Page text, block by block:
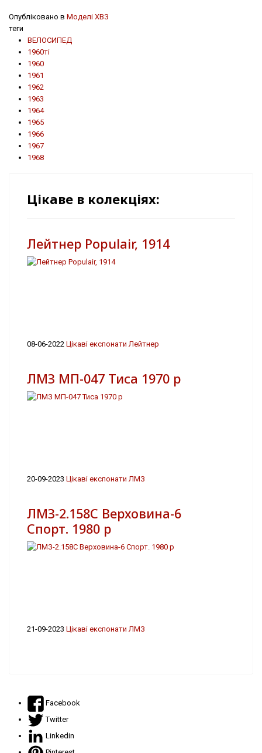
Опубліковано в Моделі ХВЗ
теги
ВЕЛОСИПЕД
1960ті
1960
1961
1962
1963
1964
1965
1966
1967
1968
Цікаве в колекціях:
Лейтнер Populair, 1914
08-06-2022 Цікаві експонати Лейтнер
ЛМЗ МП-047 Тиса 1970 р
20-09-2023 Цікаві експонати ЛМЗ
ЛМЗ-2.158С Верховина-6
Спорт. 1980 р
21-09-2023 Цікаві експонати ЛМЗ
Facebook
Twitter
Linkedin